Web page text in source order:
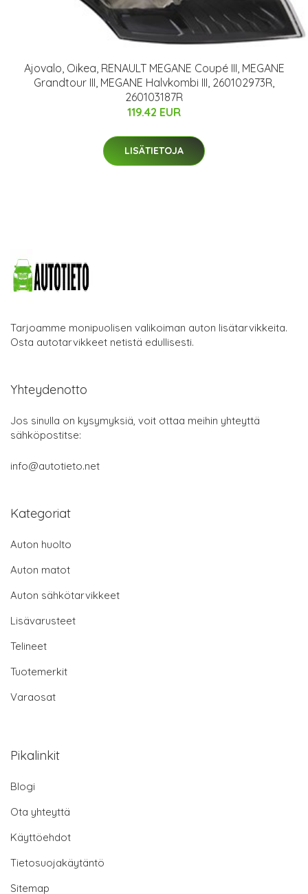
Ajovalo, Oikea, RENAULT MEGANE Coupé III, MEGANE
Grandtour III, MEGANE Halvkombi III, 260102973R,
260103187R
119.42 EUR
LISÄTIETOJA
Tarjoamme monipuolisen valikoiman auton lisätarvikkeita.
Osta autotarvikkeet netistä edullisesti.
Yhteydenotto
Jos sinulla on kysymyksiä, voit ottaa meihin yhteyttä
sähköpostitse:
info@autotieto.net
Kategoriat
Auton huolto
Auton matot
Auton sähkötarvikkeet
Lisävarusteet
Telineet
Tuotemerkit
Varaosat
Pikalinkit
Blogi
Ota yhteyttä
Käyttöehdot
Tietosuojakäytäntö
Sitemap